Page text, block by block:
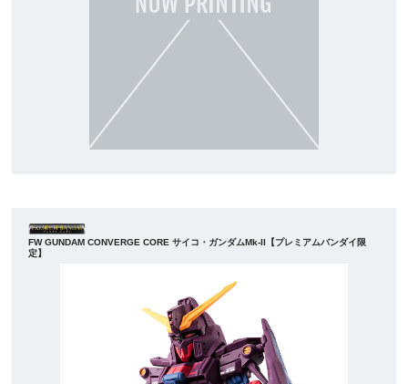
FW GUNDAM CONVERGE CORE サイコ・ガンダムMk-II【プレミアムバンダイ限
定】